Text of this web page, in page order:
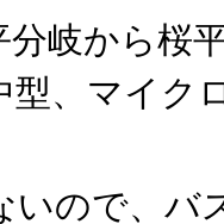
岐から桜
型、マイク
いので、バ